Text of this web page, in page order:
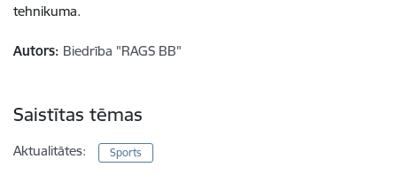
tehnikuma.
Autors: Biedrība "RAGS BB"
Saistītas tēmas
Aktualitātes: Sports